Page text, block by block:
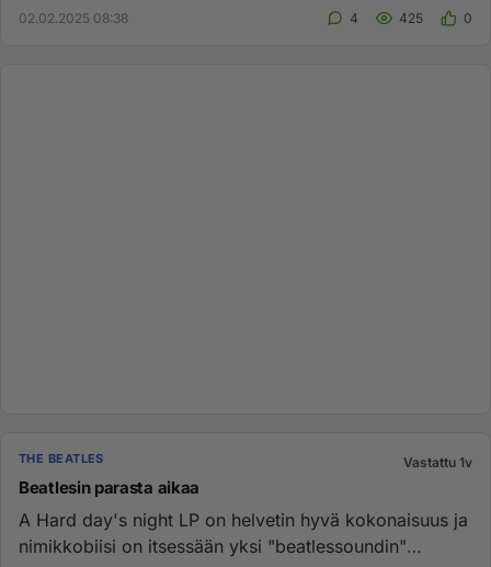
02.02.2025 08:38 4 425 0
THE BEATLES Vastattu 1v
Beatlesin parasta aikaa
A Hard day's night LP on helvetin hyvä kokonaisuus ja
nimikkobiisi on itsessään yksi "beatlessoundin"